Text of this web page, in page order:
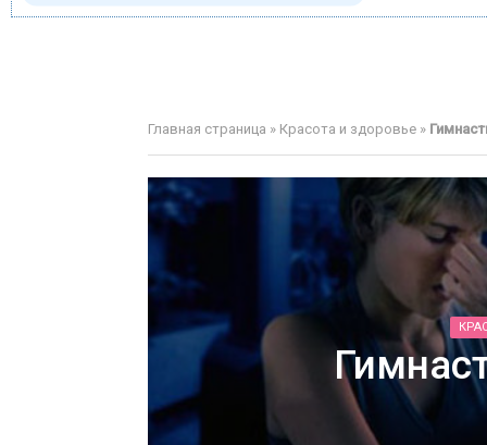
Главная страница » Красота и здоровье »